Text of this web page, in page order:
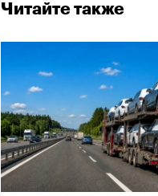
Читайте также